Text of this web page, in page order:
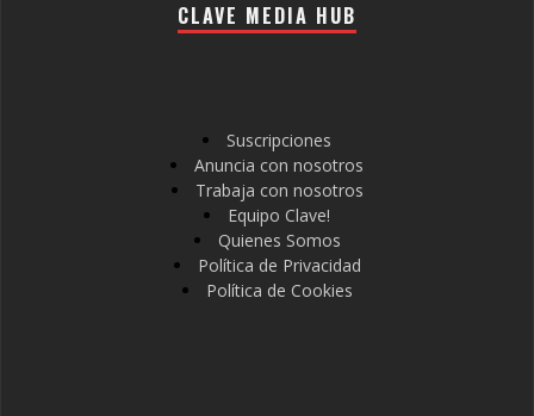
CLAVE MEDIA HUB
Suscripciones
Anuncia con nosotros
Trabaja con nosotros
Equipo Clave!
Quienes Somos
Política de Privacidad
Política de Cookies